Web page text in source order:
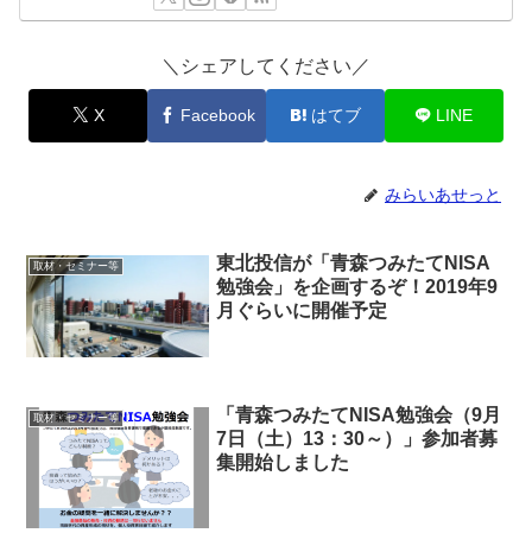
＼シェアしてください／
X Facebook はてブ LINE
みらいあせっと
取材・セミナー等
東北投信が「青森つみたてNISA
勉強会」を企画するぞ！2019年9
月ぐらいに開催予定
取材・セミナー等
「青森つみたてNISA勉強会（9月
7日（土）13：30～）」参加者募
集開始しました